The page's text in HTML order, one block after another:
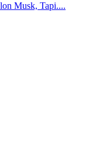
Musk, Tapi....